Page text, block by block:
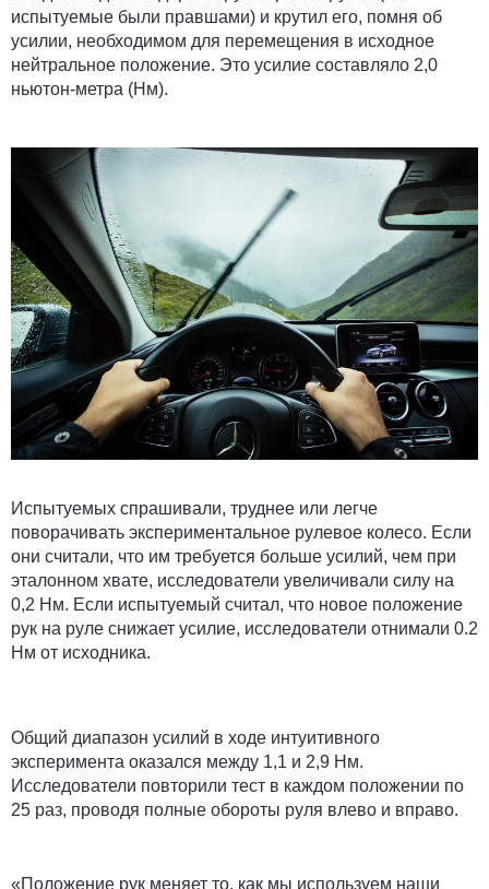
испытуемые были правшами) и крутил его, помня об
усилии, необходимом для перемещения в исходное
нейтральное положение. Это усилие составляло 2,0
ньютон-метра (Нм).
Испытуемых спрашивали, труднее или легче
поворачивать экспериментальное рулевое колесо. Если
они считали, что им требуется больше усилий, чем при
эталонном хвате, исследователи увеличивали силу на
0,2 Нм. Если испытуемый считал, что новое положение
рук на руле снижает усилие, исследователи отнимали 0.2
Нм от исходника.
Общий диапазон усилий в ходе интуитивного
эксперимента оказался между 1,1 и 2,9 Нм.
Исследователи повторили тест в каждом положении по
25 раз, проводя полные обороты руля влево и вправо.
«Положение рук меняет то, как мы используем наши